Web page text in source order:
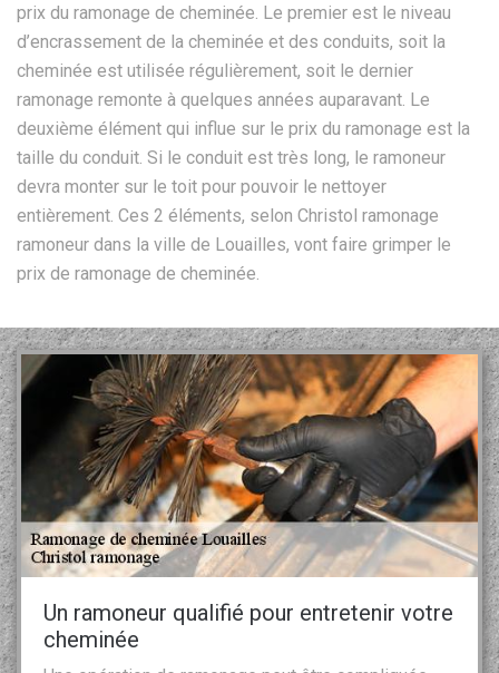
prix du ramonage de cheminée. Le premier est le niveau
d’encrassement de la cheminée et des conduits, soit la
cheminée est utilisée régulièrement, soit le dernier
ramonage remonte à quelques années auparavant. Le
deuxième élément qui influe sur le prix du ramonage est la
taille du conduit. Si le conduit est très long, le ramoneur
devra monter sur le toit pour pouvoir le nettoyer
entièrement. Ces 2 éléments, selon Christol ramonage
ramoneur dans la ville de Louailles, vont faire grimper le
prix de ramonage de cheminée.
Un ramoneur qualifié pour entretenir votre
cheminée